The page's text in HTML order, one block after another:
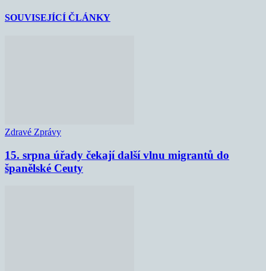
SOUVISEJÍCÍ ČLÁNKY
Zdravé Zprávy
15. srpna úřady čekají další vlnu migrantů do
španělské Ceuty